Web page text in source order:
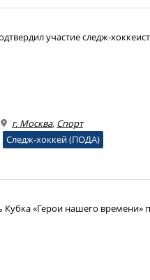
г. Москва, Спорт
Следж-хоккей (ПОДА)